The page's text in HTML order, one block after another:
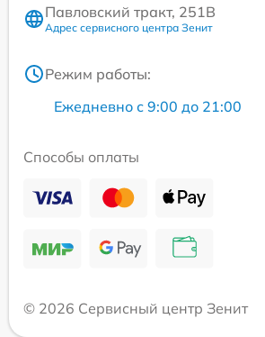
Павловский тракт, 251В
Адрес сервисного центра Зенит
Режим работы:
Ежедневно с 9:00 до 21:00
Способы оплаты
© 2026 Сервисный центр Зенит